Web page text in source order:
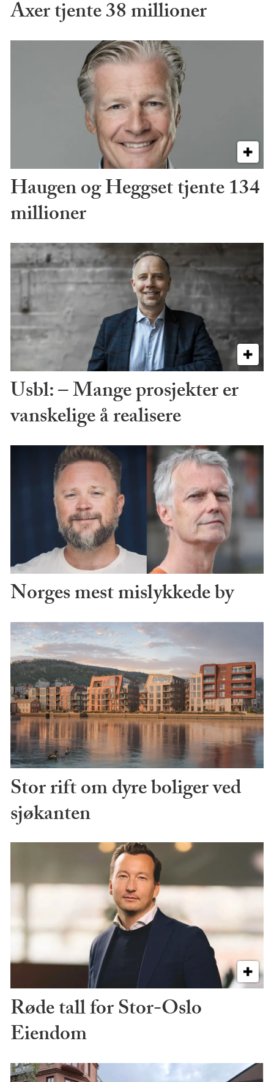
Axer tjente 38 millioner
Haugen og Heggset tjente 134
millioner
Usbl: – Mange prosjekter er
vanskelige å realisere
Norges mest mislykkede by
Stor rift om dyre boliger ved
sjøkanten
Røde tall for Stor-Oslo
Eiendom